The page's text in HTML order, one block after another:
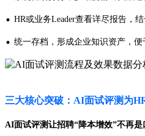
· HR或业务Leader查看详尽报告，
· 统一存档，形成企业知识资产，
三大核心突破：AI面试评测为
AI面试评测让招聘“降本增效”不再是